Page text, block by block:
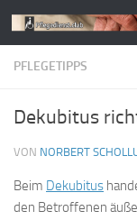
Zum Inhalt
PFLEGETIPPS
Dekubitus
VON NORBERT
Beim Dekubitus
den Betroffenen